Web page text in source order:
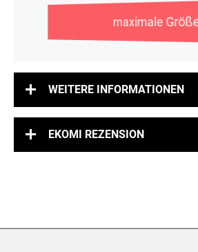
maximale
WEITERE INFORMATIONEN
EKOMI REZENSION